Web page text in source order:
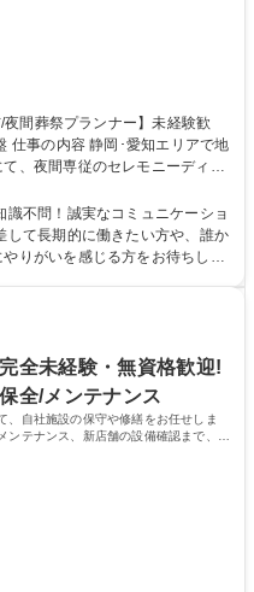
、夜間専従のセレモニーディレ
、ご遺族に安心を与えながらサ
会場設営までを担当します。故
プランを提案します。 【働き
チャレンジすることも可能で
不問！誠実なコミュニケーショ
て長期的に働きたい方や、誰か
りがいを感じる方をお待ちして
た方を歓迎します。 【選考ポイ
を糧に、相手の課題を解決し自
見の良い温かなメンバーが揃っ
資格 学歴：大
： 資格：第一種運転免許普通自
全未経験・無資格歓迎!
全/メンテナンス
、自社施設の保守や修繕をお任せしま
テナンス、新店舗の設備確認まで、幅